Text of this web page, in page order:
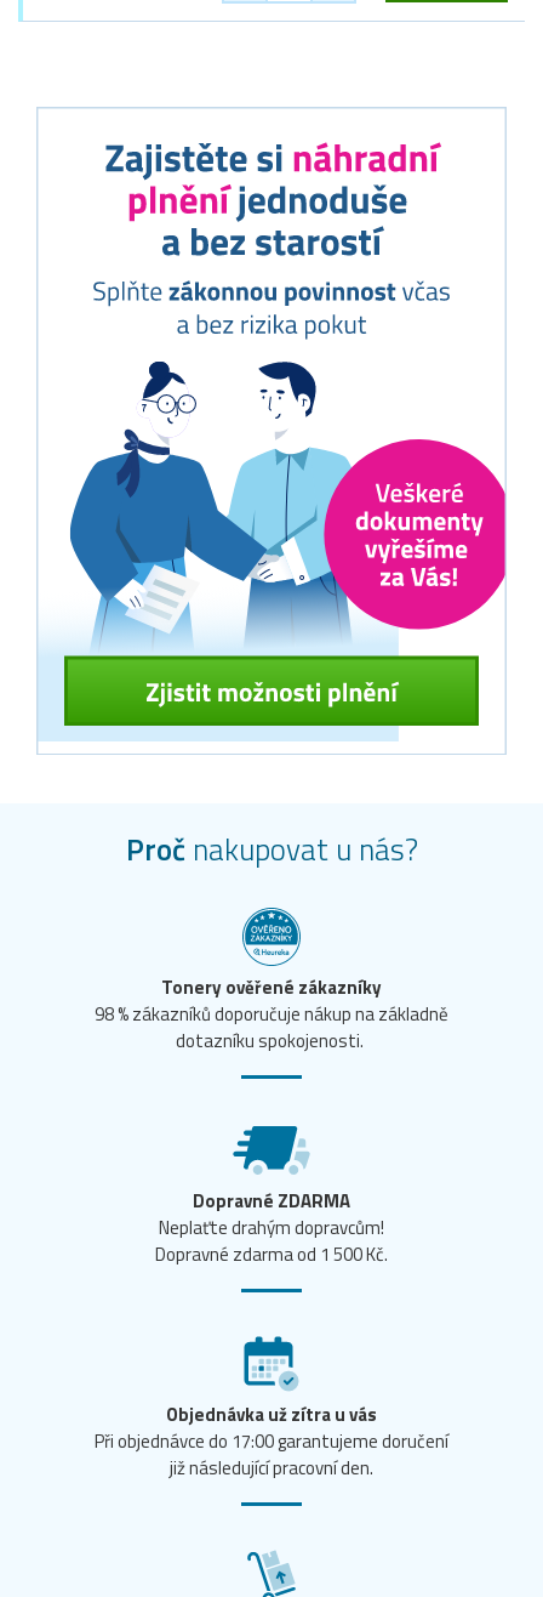
Proč nakupovat u nás?
Tonery ověřené zákazníky
98 % zákazníků doporučuje nákup na základně
dotazníku spokojenosti.
Dopravné ZDARMA
Neplaťte drahým dopravcům!
Dopravné zdarma od 1 500 Kč.
Objednávka už zítra u vás
Při objednávce do 17:00 garantujeme doručení
již následující pracovní den.